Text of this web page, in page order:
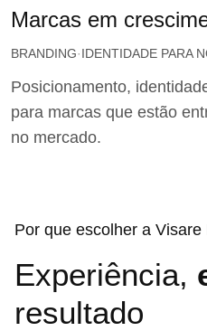
Marcas em
BRANDING IDENTIDADE PARA
Posicionamento,
para marcas que estão
no mercado.
Por que escolher a Visare
Experiência,
resultado